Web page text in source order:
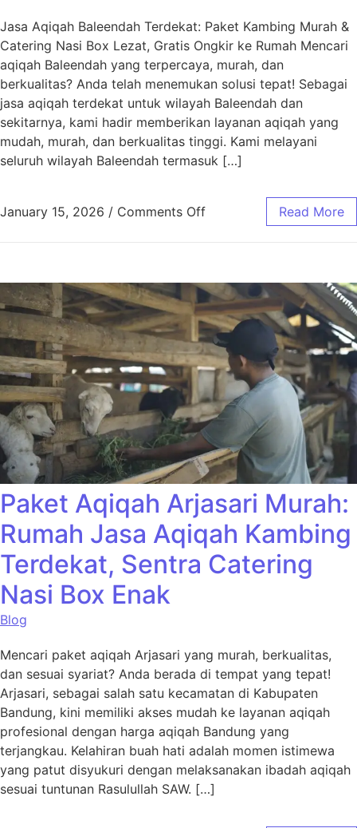
Jasa Aqiqah Baleendah Terdekat: Paket Kambing Murah &
Catering Nasi Box Lezat, Gratis Ongkir ke Rumah Mencari
aqiqah Baleendah yang terpercaya, murah, dan
berkualitas? Anda telah menemukan solusi tepat! Sebagai
jasa aqiqah terdekat untuk wilayah Baleendah dan
sekitarnya, kami hadir memberikan layanan aqiqah yang
mudah, murah, dan berkualitas tinggi. Kami melayani
seluruh wilayah Baleendah termasuk […]
January 15, 2026 / Comments Off Read More
Paket Aqiqah Arjasari Murah:
Rumah Jasa Aqiqah Kambing
Terdekat, Sentra Catering
Nasi Box Enak
Blog
Mencari paket aqiqah Arjasari yang murah, berkualitas,
dan sesuai syariat? Anda berada di tempat yang tepat!
Arjasari, sebagai salah satu kecamatan di Kabupaten
Bandung, kini memiliki akses mudah ke layanan aqiqah
profesional dengan harga aqiqah Bandung yang
terjangkau. Kelahiran buah hati adalah momen istimewa
yang patut disyukuri dengan melaksanakan ibadah aqiqah
sesuai tuntunan Rasulullah SAW. […]